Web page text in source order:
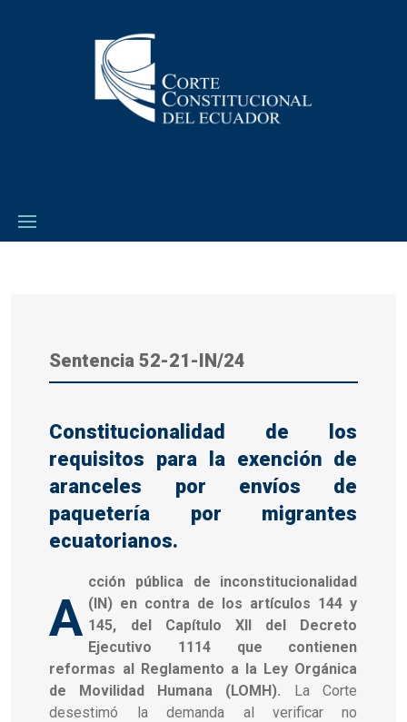
Sentencia52-21-IN/24
Constitucionalidad de los
requisitos para la exención de
aranceles por envíos de
paquetería por migrantes
ecuatorianos.
A
cción pública de inconstitucionalidad
(IN) en contra de los artículos 144 y
145, del Capítulo XII del Decreto
Ejecutivo 1114 que contienen
reformas al Reglamento a la Ley Orgánica
de Movilidad Humana (LOMH). La Corte
desestimó la demanda al verificar no